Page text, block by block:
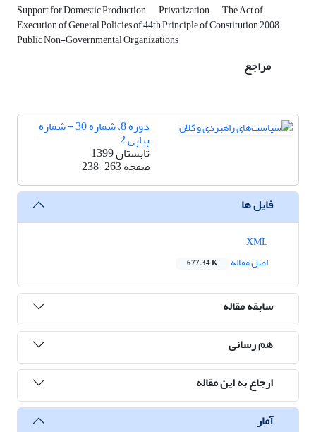
Support for Domestic Production Privatization The Act of
Execution of General Policies of 44th Principle of Constitution 2008
Public Non-Governmental Organizations
مراجع
دوره 8، شماره 30 - شماره
پیاپی 2
تابستان 1399
صفحه238-263
فایل ها
اصل مقاله
677.34 K
سابقه مقاله
هم رسانی
ارجاع به این مقاله
آمار